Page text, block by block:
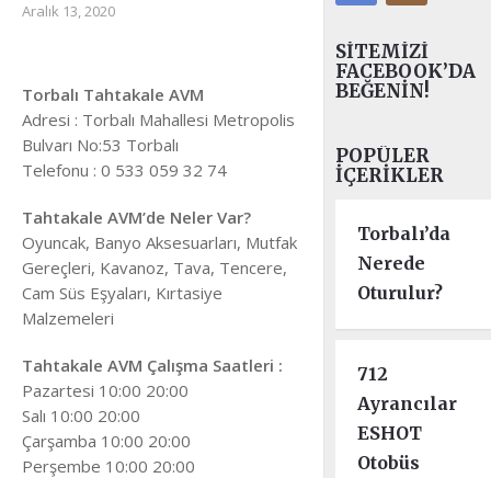
Aralık 13, 2020
Torbalı Tahtakale AVM
Adresi : Torbalı Mahallesi Metropolis
Bulvarı No:53 Torbalı
Telefonu : 0 533 059 32 74
Tahtakale AVM’de Neler Var?
Oyuncak, Banyo Aksesuarları, Mutfak
Gereçleri, Kavanoz, Tava, Tencere,
Cam Süs Eşyaları, Kırtasiye
Malzemeleri
Tahtakale AVM Çalışma Saatleri :
Pazartesi 10:00 20:00
Salı 10:00 20:00
Çarşamba 10:00 20:00
Perşembe 10:00 20:00
SITEMIZI
FACEBOOK’DA
BEĞENIN!
POPÜLER
İÇERIKLER
Torbalı’da
Nerede
Oturulur?
712
Ayrancılar
ESHOT
Otobüs